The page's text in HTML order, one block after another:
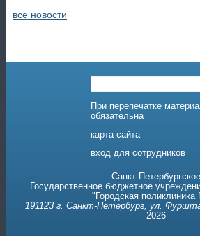
все новости
При перепечатке
обязательна
карта сайта
вход для сотрудников
Санкт-Петербургское
Государственное бюджетное
"Городская
191123 г. Санкт-Петербург, ул.
2026